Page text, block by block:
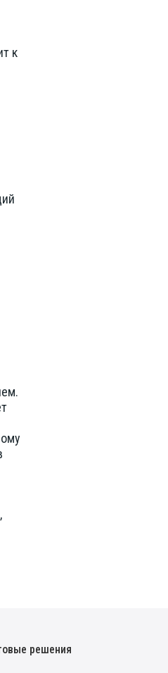
к
решения